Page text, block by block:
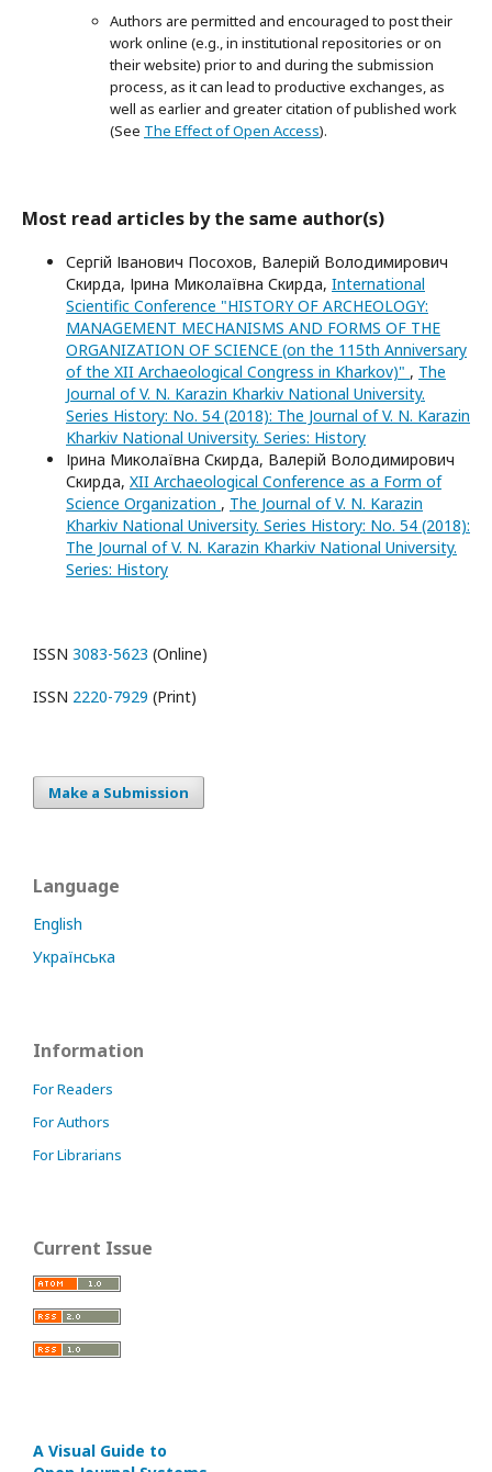
Authors are permitted and encouraged to post their
work online (e.g., in institutional repositories or on
their website) prior to and during the submission
process, as it can lead to productive exchanges, as
well as earlier and greater citation of published work
(See The Effect of Open Access).
Most read articles by the same author(s)
Сергій Іванович Посохов, Валерій Володимирович
Скирда, Ірина Миколаївна Скирда, International
Scientific Conference "HISTORY OF ARCHEOLOGY:
MANAGEMENT MECHANISMS AND FORMS OF THE
ORGANIZATION OF SCIENCE (on the 115th Anniversary
of the XII Archaeological Congress in Kharkov)" , The
Journal of V. N. Karazin Kharkiv National University.
Series History: No. 54 (2018): The Journal of V. N. Karazin
Kharkiv National University. Series: History
Ірина Миколаївна Скирда, Валерій Володимирович
Скирда, XII Archaeological Conference as a Form of
Science Organization , The Journal of V. N. Karazin
Kharkiv National University. Series History: No. 54 (2018):
The Journal of V. N. Karazin Kharkiv National University.
Series: History
ISSN 3083-5623 (Online)
ISSN 2220-7929 (Print)
Make a Submission
Language
English
Українська
Information
For Readers
For Authors
For Librarians
Current Issue
A Visual Guide to